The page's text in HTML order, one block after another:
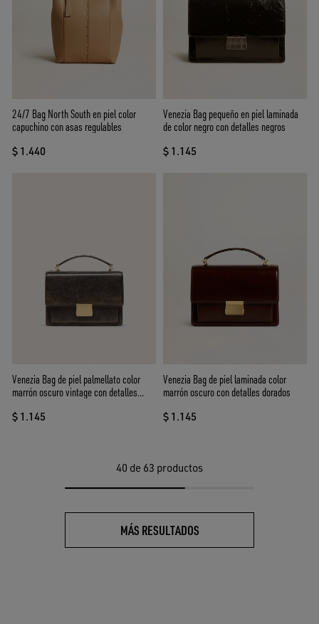
24/7 Bag North South en piel color
capuchino con asas regulables
$ 1.440
Venezia Bag pequeño en piel laminada
de color negro con detalles negros
$ 1.145
Venezia Bag de piel palmellato color
marrón oscuro vintage con detalles
$ 1.145
Venezia Bag de piel laminada color
marrón oscuro con detalles dorados
$ 1.145
40 de 63 productos
MÁS RESULTADOS